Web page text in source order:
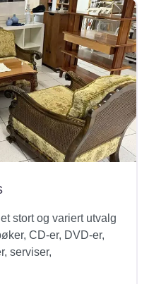
stort og variert utvalg
CD-er, DVD-er,
serviser,